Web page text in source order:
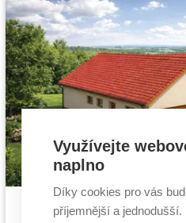
Cena stavby svépomocí:
projekt
Využívejte
naplno
Díky cookies pro vás
příjemnější a